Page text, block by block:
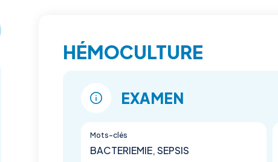
HÉMOCULTURE
EXAMEN
Mots-clés
BACTERIEMIE, SEPSIS